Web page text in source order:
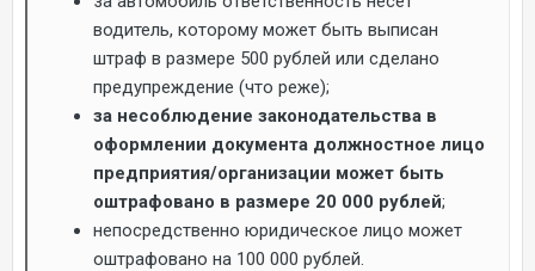
водитель, которому может быть выписан
штраф в размере 500 рублей или сделано
предупреждение (что реже);
за несоблюдение законодательства в
оформлении документа должностное лицо
предприятия/организации может быть
оштрафовано в размере 20 000 рублей;
непосредственно юридическое лицо может
оштрафовано на 100 000 рублей.